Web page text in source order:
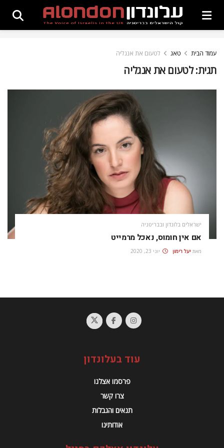
עמוד הבית טאג לטעום את אנגליה
תגית:לטעום את אנגליה
ישראלים בלונדון ובבריטניה
אם אין חומוס, נאכל מרמייט
מאת יעל רימון יוני 23, 2020
עוד בעלונדון
פרסמו אצלנו
צרו קשר
תנאים והגבלות
אודותינו